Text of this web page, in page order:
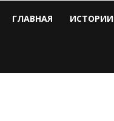
ГЛАВНАЯ ИСТОРИИ